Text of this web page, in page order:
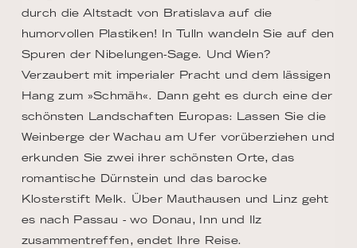
durch die Altstadt von Bratislava auf die
humorvollen Plastiken! In Tulln wandeln Sie auf den
Spuren der Nibelungen-Sage. Und Wien?
Verzaubert mit imperialer Pracht und dem lässigen
Hang zum »Schmäh«. Dann geht es durch eine der
schönsten Landschaften Europas: Lassen Sie die
Weinberge der Wachau am Ufer vorüberziehen und
erkunden Sie zwei ihrer schönsten Orte, das
romantische Dürnstein und das barocke
Klosterstift Melk. Über Mauthausen und Linz geht
es nach Passau - wo Donau, Inn und Ilz
zusammentreffen, endet Ihre Reise.